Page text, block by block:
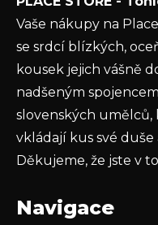
ochrany osobních
PŘIHLÁSIT SE
Vaše nákupy na
se srdcí blízkých,
kousek jejich vášně
nadšeným
slovenských
vkládají kus své
Děkujeme, že jste v
Navigace